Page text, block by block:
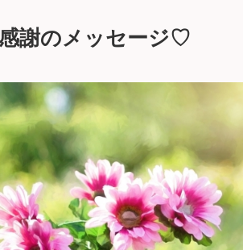
謝のメッセージ♡